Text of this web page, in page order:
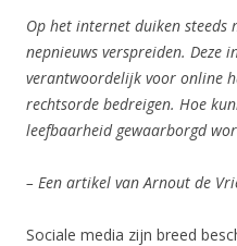
Op het internet duiken steeds
nepnieuws verspreiden. Deze
verantwoordelijk voor online
rechtsorde bedreigen. Hoe
leefbaarheid gewaarborgd
– Een artikel van Arnout de
Sociale media zijn breed